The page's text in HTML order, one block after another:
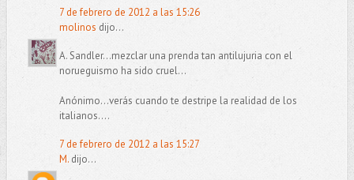
7 de febrero de 2012 a las 15:26
molinos dijo...
A. Sandler...mezclar una prenda tan antilujuria con el
norueguismo ha sido cruel...
Anónimo...verás cuando te destripe la realidad de los
italianos....
7 de febrero de 2012 a las 15:27
M.dijo...